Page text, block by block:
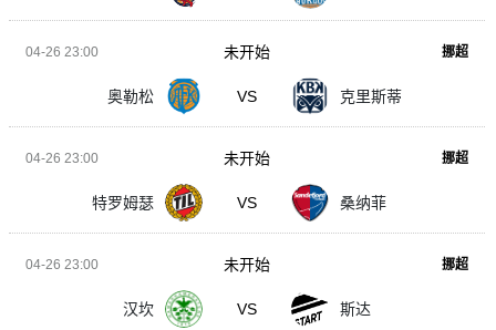
04-26 23:00 挪超
奥勒松 VS 克里斯蒂
未开始
04-26 23:00 挪超
特罗姆瑟 VS 桑纳菲
未开始
04-26 23:00 挪超
汉坎 VS 斯达
未开始